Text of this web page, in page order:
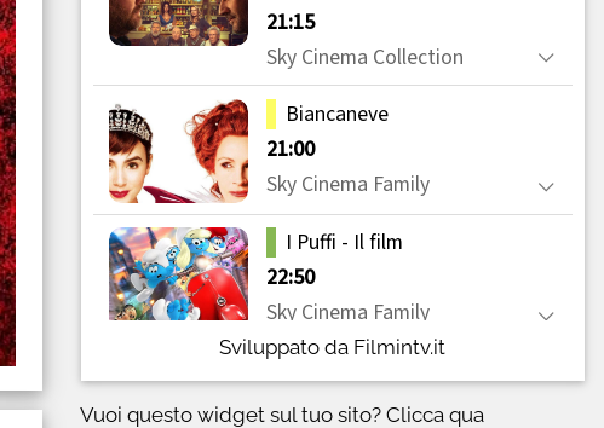
Sviluppato da Filmintv.it
Vuoi questo widget sul tuo sito? Clicca qua